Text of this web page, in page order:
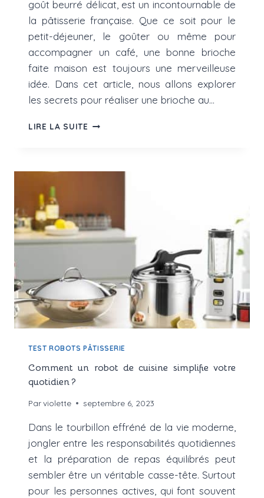
goût beurré délicat, est un incontournable de
la pâtisserie française. Que ce soit pour le
petit-déjeuner, le goûter ou même pour
accompagner un café, une bonne brioche
faite maison est toujours une merveilleuse
idée. Dans cet article, nous allons explorer
les secrets pour réaliser une brioche au…
LIRE LA SUITE BRIOCHE
:
TEST ROBOTS PÂTISSERIE
Comment un robot de cuisine simplifie votre
quotidien ?
Parviolette septembre 6, 2023
Dans le tourbillon effréné de la vie moderne,
jongler entre les responsabilités quotidiennes
et la préparation de repas équilibrés peut
sembler être un véritable casse-tête. Surtout
pour les personnes actives, qui font souvent